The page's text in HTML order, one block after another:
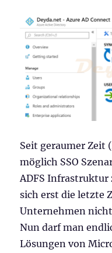
Seit geraumer Zeit
möglich SSO
ADFS Infrastruktur
sich erst die letzte
Unternehmen
Nun darf man
Lösungen von